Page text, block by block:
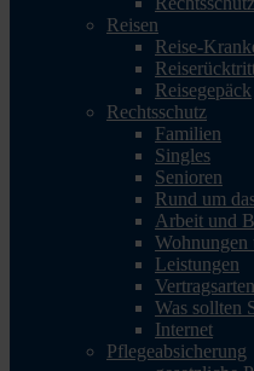
Reisen
Reise-
Reisegepäck
Rechtsschutz
Familien
Singles
Senioren
Rund um
Arbeit und
Wohnungen
Leistungen
Vertragsarten
Was sollten
Internet
Pflegeabsicherung